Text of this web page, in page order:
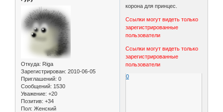
Откуда: Riga
Зарегистрирован: 2010-06-05
Приглашений: 0
Сообщений: 1530
Уважение: +20
Позитив: +34
Пол: Женский
корона для принцес.
Ссылки могут видеть только
зарегистрированные
пользователи
Ссылки могут видеть только
зарегистрированные
пользователи
0